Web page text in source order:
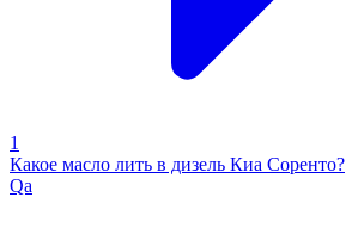
1
Какое масло лить в дизель Киа Соренто?
Qa